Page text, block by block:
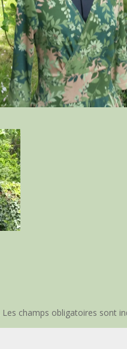
Les champs obligatoires sont